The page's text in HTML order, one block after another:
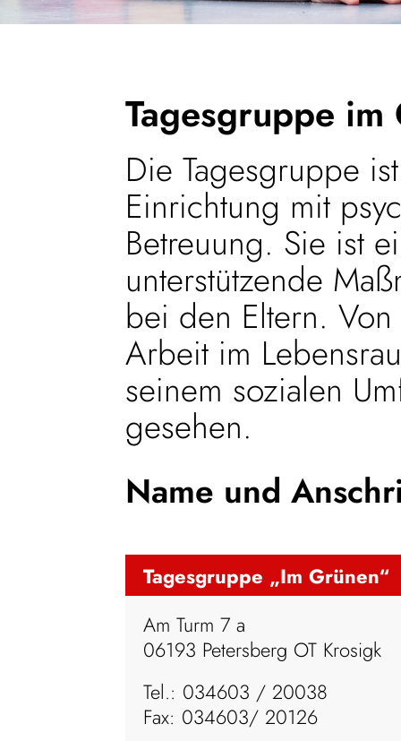
Tagesgruppe im
Die Tagesgruppe
Einrichtung mit
Betreuung. Sie ist
unterstützende
bei den Eltern.
Arbeit im
seinem sozialen
gesehen.
Name und
Tagesgruppe „Im Grünen“
Am Turm 7 a
06193 Petersberg OT Krosigk
Tel.: 034603 / 20038
Fax: 034603/ 20126